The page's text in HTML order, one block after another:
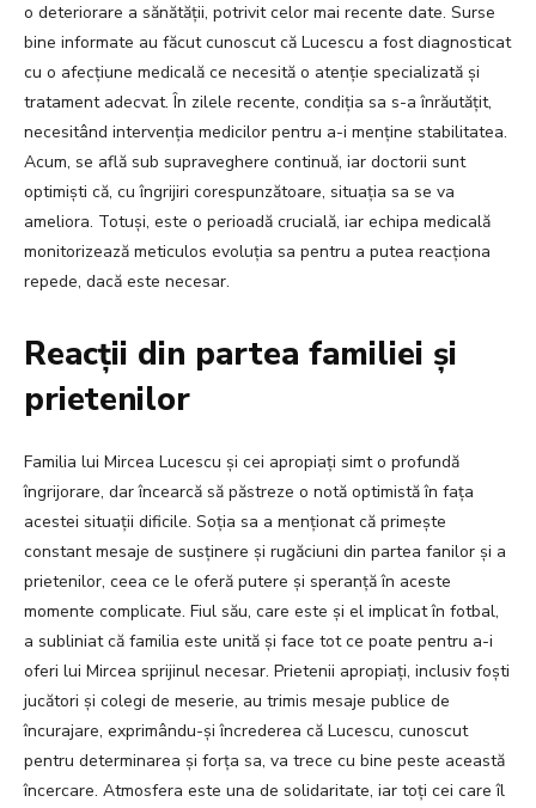
o deteriorare a sănătății, potrivit celor mai recente date. Surse
bine informate au făcut cunoscut că Lucescu a fost diagnosticat
cu o afecțiune medicală ce necesită o atenție specializată și
tratament adecvat. În zilele recente, condiția sa s-a înrăutățit,
necesitând intervenția medicilor pentru a-i menține stabilitatea.
Acum, se află sub supraveghere continuă, iar doctorii sunt
optimiști că, cu îngrijiri corespunzătoare, situația sa se va
ameliora. Totuși, este o perioadă crucială, iar echipa medicală
monitorizează meticulos evoluția sa pentru a putea reacționa
repede, dacă este necesar.
Reacții din partea familiei și
prietenilor
Familia lui Mircea Lucescu și cei apropiați simt o profundă
îngrijorare, dar încearcă să păstreze o notă optimistă în fața
acestei situații dificile. Soția sa a menționat că primește
constant mesaje de susținere și rugăciuni din partea fanilor și a
prietenilor, ceea ce le oferă putere și speranță în aceste
momente complicate. Fiul său, care este și el implicat în fotbal,
a subliniat că familia este unită și face tot ce poate pentru a-i
oferi lui Mircea sprijinul necesar. Prietenii apropiați, inclusiv foști
jucători și colegi de meserie, au trimis mesaje publice de
încurajare, exprimându-și încrederea că Lucescu, cunoscut
pentru determinarea și forța sa, va trece cu bine peste această
încercare. Atmosfera este una de solidaritate, iar toți cei care îl